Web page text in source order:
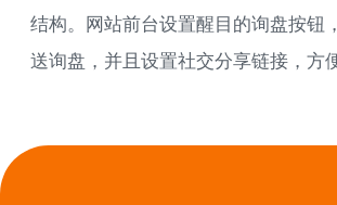
结构。网站前台设置醒目的询盘按钮
送询盘，并且设置社交分享链接，方